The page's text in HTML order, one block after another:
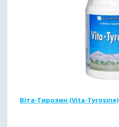
Віта-Тирозин (Vita-Tyrosine)